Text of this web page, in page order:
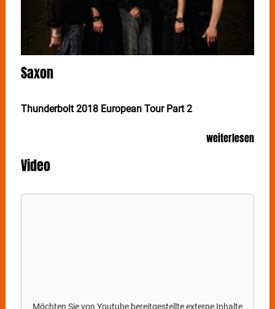
Saxon
Thunderbolt 2018 European Tour Part 2
Die Resonanz der Metal-Gemeinde auf Teil 1 der
Thunderbolt-Tour von SAXON war euphorisch. Nun
Heavy Metal mit Teil 2 nach Deutschland zurück. Das
auch Kontinental-Europa frische Impulse einhauchte.
weiterlesen
Video
Möchten Sie von Youtubebereitgestellte externe Inhalte